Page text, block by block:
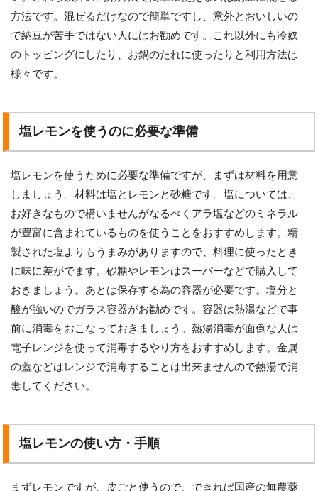
方法です。混ぜるだけなので簡単ですし、意外とおいしいの
で納豆が苦手ではない人にはお勧めです。これ以外にも冷奴
のトッピングにしたり、お鍋のたれに使ったりと利用方法は
様々です。
塩レモンを使うのに必要な準備
塩レモンを使うために必要な準備ですが、まずは材料を用意
しましょう。材料は塩とレモンと砂糖です。塩については、
お好きなもので構いませんがなるべくアラ塩などのミネラル
が豊富に含まれているものを使うことをおすすめします。精
製された塩よりもうまみがありますので、料理に使ったとき
に味に差がでます。砂糖やレモンはスーパーなどで購入して
おきましょう。あとは保存する為の容器が必要です。塩分と
酸が強いのでガラス容器がお勧めです。容器は熱湯などで事
前に消毒をおこなっておきましょう。熱湯消毒が面倒な人は
電子レンジを使って消毒するやり方をおすすめします。金属
の蓋などはレンジで消毒することは出来ませんので熱湯で消
毒してください。
塩レモンの使い方・手順
まずレモンですが、皮ごと使うので、できれば国産の無農薬